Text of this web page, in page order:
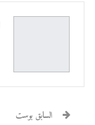
السابق بوست